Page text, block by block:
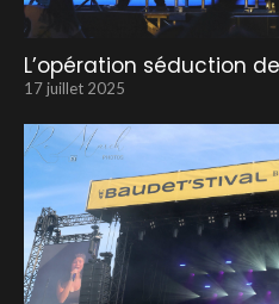
L’opération séduction
17 juillet 2025